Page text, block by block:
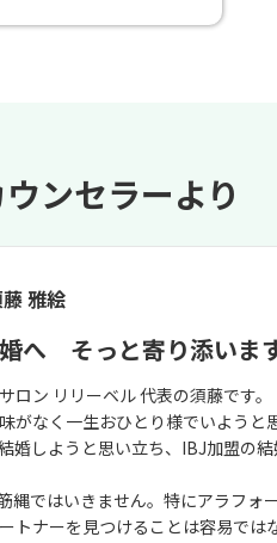
ンセラーより
雅絵
へ そっと寄り添いま
ロン リリーベル 代表の須藤です。
がなく一生おひとり様でいようと
婚しようと思い立ち、IBJ加盟の
縄ではいきません。特にアラフォ
トナーを見つけることは容易では